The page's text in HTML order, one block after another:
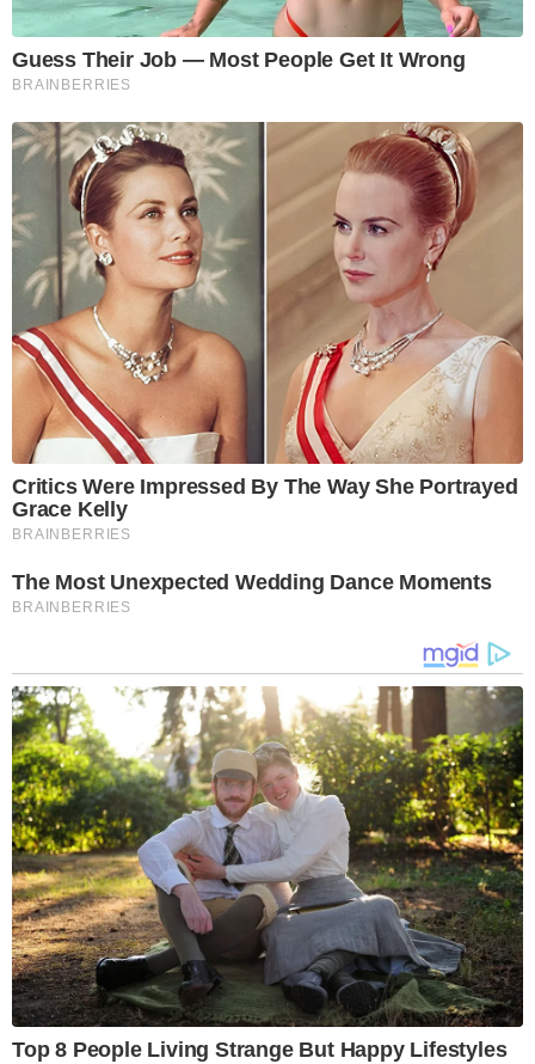
Guess Their Job — Most People Get It Wrong
BRAINBERRIES
Critics Were Impressed By The Way She Portrayed
Grace Kelly
BRAINBERRIES
The Most Unexpected Wedding Dance Moments
BRAINBERRIES
Top 8 People Living Strange But Happy Lifestyles